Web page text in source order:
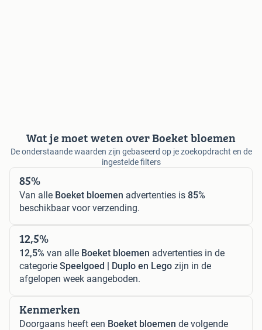
Wat je moet weten over Boeket bloemen
De onderstaande waarden zijn gebaseerd op je zoekopdracht en de
ingestelde filters
85%
Van alle Boeket bloemen advertenties is 85%
beschikbaar voor verzending.
12,5%
12,5% van alle Boeket bloemen advertenties in de
categorie Speelgoed | Duplo en Lego zijn in de
afgelopen week aangeboden.
Kenmerken
Doorgaans heeft een Boeket bloemen de volgende